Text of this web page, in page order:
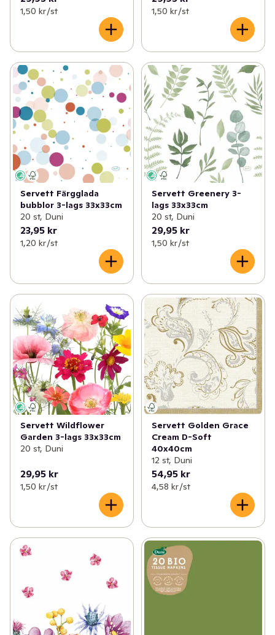
1,50 kr /st 1,50 kr /st
Servett Färgglada
bubblor 3-lags 33x33cm
20 st, Duni
23,95 kr
1,20 kr /st
Servett Greenery 3-
lags 33x33cm
20 st, Duni
29,95 kr
1,50 kr /st
Servett Wildflower
Garden 3-lags 33x33cm
20 st, Duni
29,95 kr
1,50 kr /st
Servett Golden Grace
Cream D-Soft
40x40cm
12 st, Duni
54,95 kr
4,58 kr /st